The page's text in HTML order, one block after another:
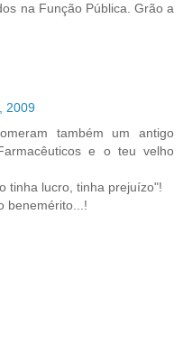
na Função Pública. Grão a
2009
também um antigo
e o teu velho
tinha lucro, tinha prejuízo"!
benemérito...!